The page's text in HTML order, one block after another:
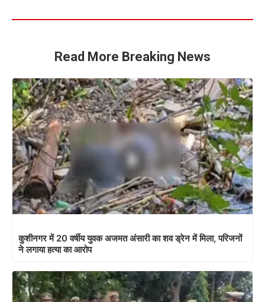
Read More Breaking News
कुशीनगर में 20 वर्षीय युवक अजमत अंसारी का शव ड्रेन में मिला, परिजनों
ने लगाया हत्या का आरोप